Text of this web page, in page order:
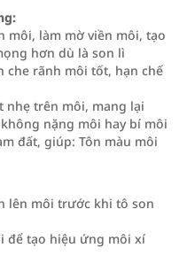
môi, làm mờ viền môi, tạo
hơn dù là son lì
che rãnh môi tốt, hạn chế
nhẹ trên môi, mang lại
nặng môi hay bí môi
đất, giúp: Tôn màu môi
lên môi trước khi tô son
để tạo hiệu ứng môi xí